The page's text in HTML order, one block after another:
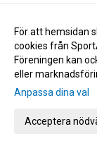
Vi kan bli bättre!
Tack
Norrby föll med
Öster-Norrby visas på
För att hemsidan
cookies från
Föreningen kan
eller
Anpassa dina val
Acceptera